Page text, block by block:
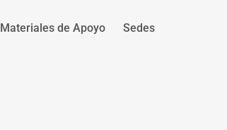
Materiales de Apoyo Sedes